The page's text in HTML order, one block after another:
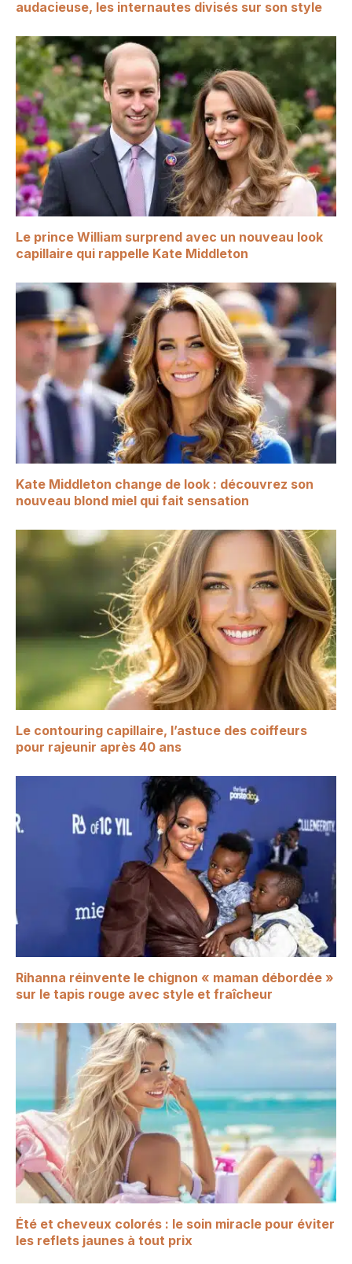
audacieuse, les internautes divisés sur son style
Le prince William surprend avec un nouveau look
capillaire qui rappelle Kate Middleton
Kate Middleton change de look : découvrez son
nouveau blond miel qui fait sensation
Le contouring capillaire, l’astuce des coiffeurs
pour rajeunir après 40 ans
Rihanna réinvente le chignon « maman débordée »
sur le tapis rouge avec style et fraîcheur
Été et cheveux colorés : le soin miracle pour éviter
les reflets jaunes à tout prix